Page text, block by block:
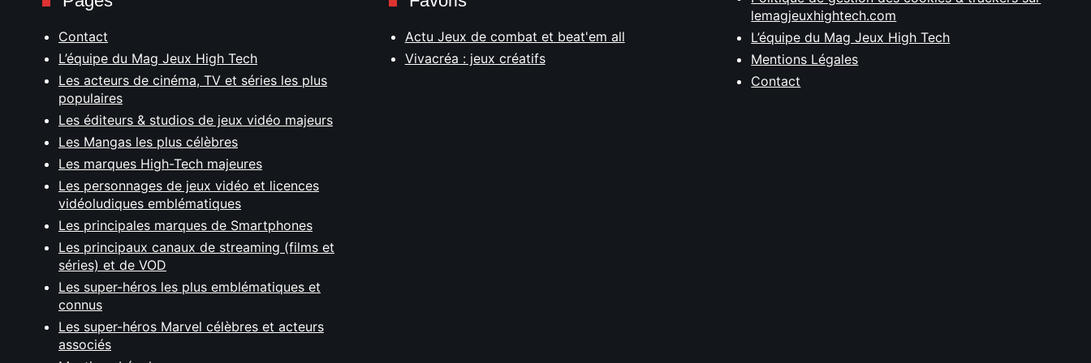
Contact
L’équipe du Mag Jeux High Tech
Les acteurs de cinéma, TV et séries les plus
populaires
Les éditeurs & studios de jeux vidéo majeurs
Les Mangas les plus célèbres
Les marques High-Tech majeures
Les personnages de jeux vidéo et licences
vidéoludiques emblématiques
Les principales marques de Smartphones
Les principaux canaux de streaming (films et
séries) et de VOD
Les super-héros les plus emblématiques et
connus
Les super-héros Marvel célèbres et acteurs
associés
Actu Jeux de combat et beat'em all
Vivacréa : jeux créatifs
lemagjeuxhightech.com
L’équipe du Mag Jeux High Tech
Mentions Légales
Contact